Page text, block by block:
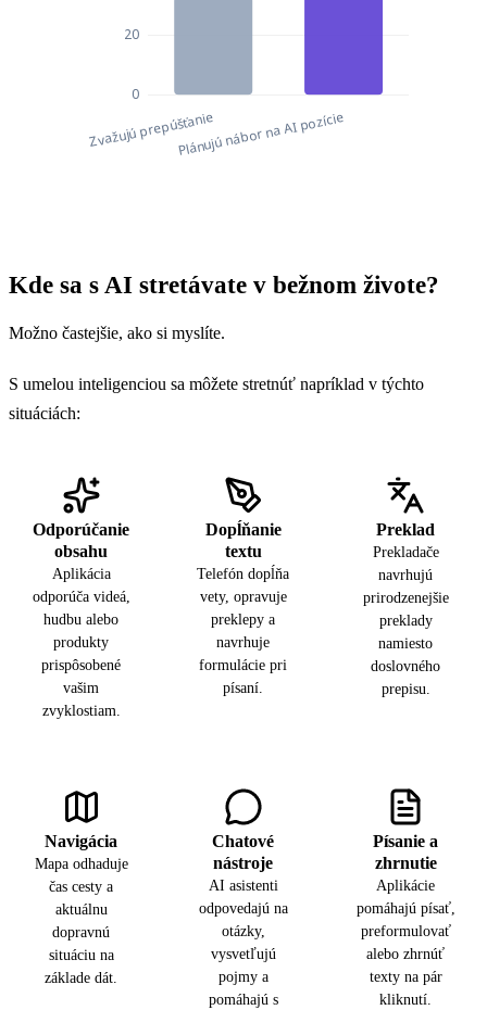
Kde sa s AI stretávate v bežnom živote?
Možno častejšie, ako si myslíte.
S umelou inteligenciou sa môžete stretnúť napríklad v týchto
situáciách:
Odporúčanie
obsahu
Aplikácia
odporúča videá,
hudbu alebo
produkty
prispôsobené
vašim
zvyklostiam.
Dopĺňanie
textu
Telefón dopĺňa
vety, opravuje
preklepy a
navrhuje
formulácie pri
písaní.
Preklad
Prekladače
navrhujú
prirodzenejšie
preklady
namiesto
doslovného
prepisu.
Navigácia
Mapa odhaduje
čas cesty a
aktuálnu
dopravnú
situáciu na
základe dát.
Chatové
nástroje
AI asistenti
odpovedajú na
otázky,
vysvetľujú
pojmy a
pomáhajú s
Písanie a
zhrnutie
Aplikácie
pomáhajú písať,
preformulovať
alebo zhrnúť
texty na pár
kliknutí.